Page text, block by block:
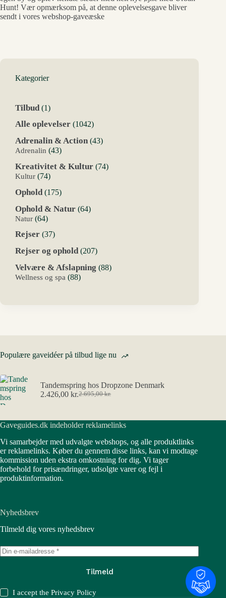
Hunt! Vær opmærksom på, at denne oplevelsesgave bliver
sendt i vores webshop-gaveæske
Kategorier
Tilbud 11
Alle oplevelser 10421042
Adrenalin & Action 4343
Adrenalin 4343
Kreativitet & Kultur 7474
Kultur 7474
Ophold 175175
Ophold & Natur 6464
Natur 6464
Rejser 3737
Rejser og ophold 207207
Velvære & Afslapning 8888
Wellness og spa 8888
Populære gaveidéer på tilbud lige nu
Tandemspring hos Dropzone Denmark
2.695,00kr.
Den
var:
2.426,00 kr.Den
er:
Gaveguides.dk indeholder reklamelinks
Vi samarbejder med udvalgte webshops, og alle produktlinks
er reklamelinks. Køber du gennem disse links, kan vi modtage
kommission uden ekstra omkostning for dig. Vi tager
forbehold for prisændringer, udsolgte varer og fejl i
produktinformation.
Nyhedsbrev
Tilmeld dig vores nyhedsbrev
Tilmeld
I accept thePrivacy Policy